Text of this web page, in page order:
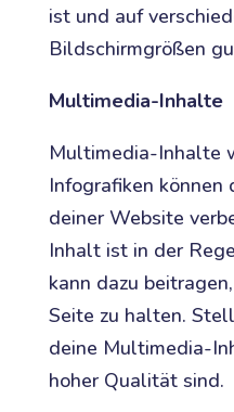
ist und auf
Bildschirmgrößen
Multimedia-Inhalte
Multimedia-Inhalte
Infografiken
deiner Website
Inhalt ist in der
kann dazu
Seite zu halten.
deine Multimedia-
hoher Qualität sind.